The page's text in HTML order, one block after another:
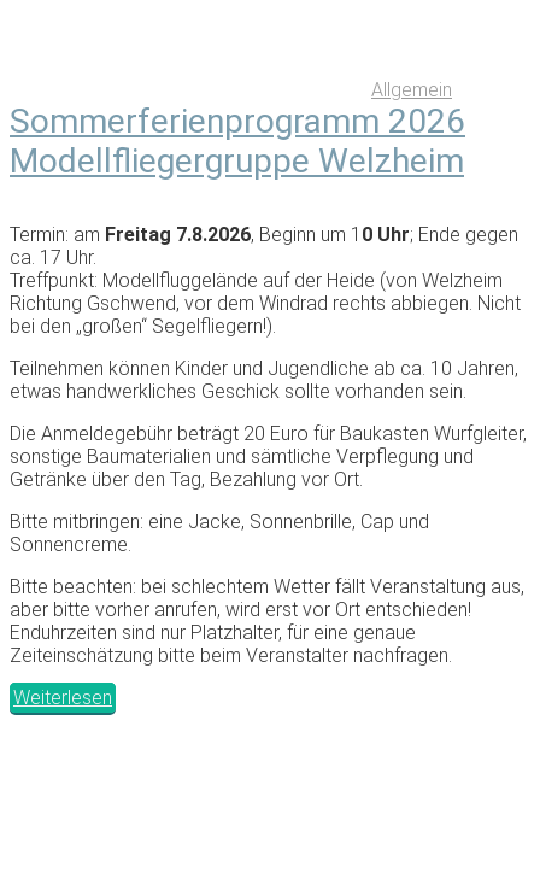
Allgemein
Sommerferienprogramm 2026
Modellfliegergruppe Welzheim
Termin: am Freitag 7.8.2026, Beginn um 1 0 Uhr; Ende gegen
ca. 17 Uhr.
Treffpunkt: Modellfluggelände auf der Heide (von Welzheim
Richtung Gschwend, vor dem Windrad rechts abbiegen. Nicht
bei den „großen“ Segelfliegern!).
Teilnehmen können Kinder und Jugendliche ab ca. 10 Jahren,
etwas handwerkliches Geschick sollte vorhanden sein.
Die Anmeldegebühr beträgt 20 Euro für Baukasten Wurfgleiter,
sonstige Baumaterialien und sämtliche Verpflegung und
Getränke über den Tag, Bezahlung vor Ort.
Bitte mitbringen: eine Jacke, Sonnenbrille, Cap und
Sonnencreme.
Bitte beachten: bei schlechtem Wetter fällt Veranstaltung aus,
aber bitte vorher anrufen, wird erst vor Ort entschieden!
Enduhrzeiten sind nur Platzhalter, für eine genaue
Zeiteinschätzung bitte beim Veranstalter nachfragen.
Weiterlesen